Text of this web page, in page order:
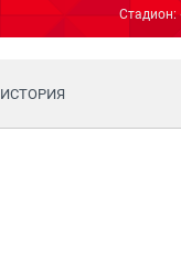
Стадион:
ИСТОРИЯ